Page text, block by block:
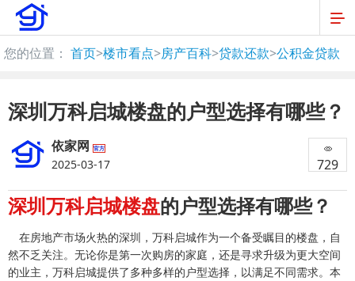
您的位置： 首页>楼市看点>房产百科>贷款还款>公积金贷款
深圳万科启城楼盘的户型选择有哪些？
依家网 官方
2025-03-17 729
深圳万科启城楼盘的户型选择有哪些？
在房地产市场火热的深圳，万科启城作为一个备受瞩目的楼盘，自
然不乏关注。无论你是第一次购房的家庭，还是寻求升级为更大空间
的业主，万科启城提供了多种多样的户型选择，以满足不同需求。本